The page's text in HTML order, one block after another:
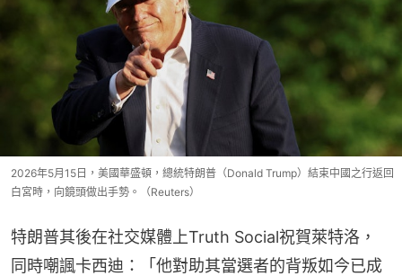
2026年5月15日，美國華盛頓，總統特朗普（Donald Trump）結束中國之行返回
白宮時，向鏡頭做出手勢。（Reuters）
特朗普其後在社交媒體上Truth Social祝賀萊特洛，
同時嘲諷卡西迪：「他對助其當選者的背叛如今已成